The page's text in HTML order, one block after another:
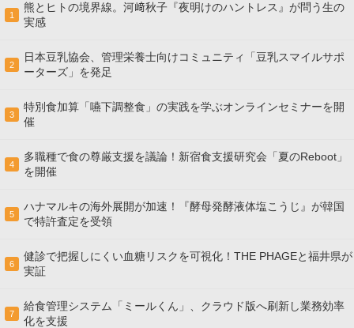
1
熊とヒトの境界線。河﨑秋子『夜明けのハントレス』が問う生の
実感
2
日本豆乳協会、管理栄養士向けコミュニティ「豆乳スマイルサポ
ーターズ」を発足
3
特別食加算「嚥下調整食」の実践を学ぶオンラインセミナーを開
催
4
多職種で食の尊厳支援を議論！新宿食支援研究会「夏のReboot」
を開催
5
ハナマルキの海外展開が加速！『酵母発酵液体塩こうじ』が韓国
で特許査定を受領
6
健診で把握しにくい血糖リスクを可視化！THE PHAGEと福井県が
実証
7
給食管理システム「ミールくん」、クラウド版へ刷新し業務効率
化を支援